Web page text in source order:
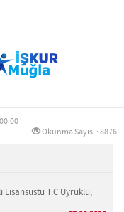
Okunma Sayısı : 8876
Lisansüstü T.C Uyruklu,